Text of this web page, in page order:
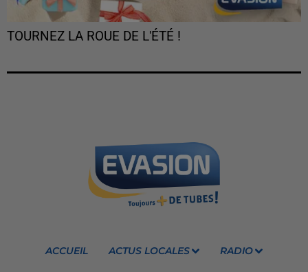
TOURNEZ LA ROUE DE L'ÉTÉ !
ACCUEIL ACTUS LOCALES RADIO